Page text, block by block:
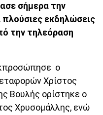
σήμερα την
εκδηλώσεις
την τηλεόραση
ο
Χρίστος
Βουλής ορίστηκε ο
Χρυσομάλλης, ενώ